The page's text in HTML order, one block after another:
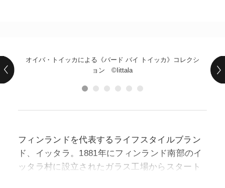
オイバ・トイッカによる《バード バイ トイッカ》コレクシ
ョン ©Iittala
フィンランドを代表するライフスタイルブラン
ド、イッタラ。1881年にフィンランド南部のイ
ッタラ村に設立されたガラス工場からスタート